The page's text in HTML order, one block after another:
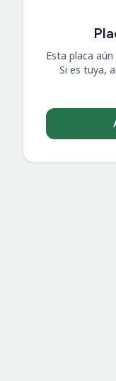
Esta placa
Si es tuya,